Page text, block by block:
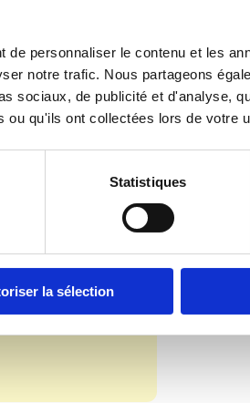
personnaliser le contenu et les
notre trafic. Nous partageons
sociaux, de publicité et d'analyse,
qu'ils ont collectées lors de votre
Statistiques
la sélection
participer à
aux jeunes